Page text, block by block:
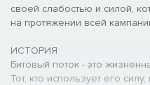
своей слабостью и силой,
на протяжении всей
ИСТОРИЯ
Битовый поток - это
Тот, кто использует его